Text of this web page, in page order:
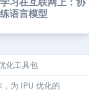
语言模型
化工具包
为 IPU 优化的